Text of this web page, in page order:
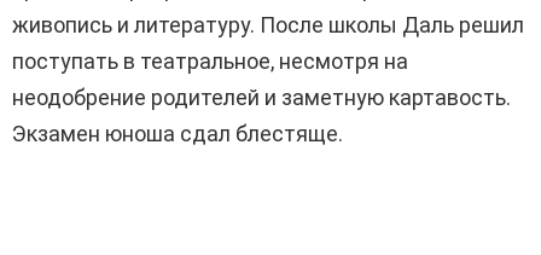
живопись и литературу. После школы Даль решил
поступать в театральное, несмотря на
неодобрение родителей и заметную картавость.
Экзамен юноша сдал блестяще.